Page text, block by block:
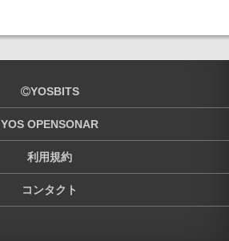
YOSBITS
YOS OPENSONAR
利用規約
コンタクト